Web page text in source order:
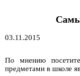
03.11.2015
По мнению
предметами в школе